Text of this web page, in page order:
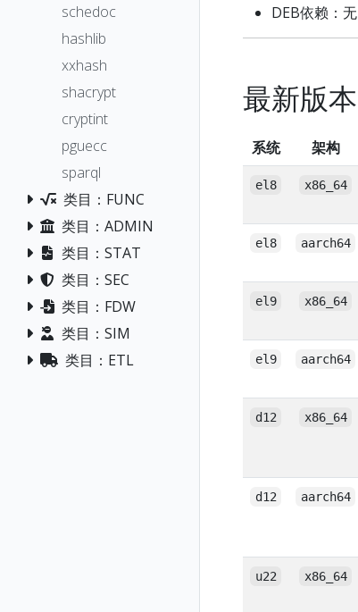
schedoc
hashlib
xxhash
shacrypt
cryptint
pguecc
sparql
类目：FUNC
类目：ADMIN
类目：STAT
类目：SEC
类目：FDW
类目：SIM
类目：ETL
DEB依赖：无
最新版本
系统 架构
el8 x86_64
el8 aarch64
el9 x86_64
el9 aarch64
d12 x86_64
d12 aarch64
u22 x86_64